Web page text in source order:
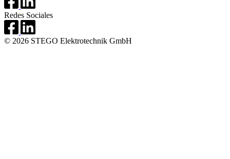
Redes Sociales
© 2026 STEGO Elektrotechnik GmbH